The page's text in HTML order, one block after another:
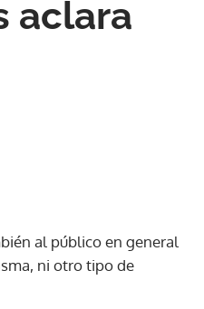
aclara
al público en general
ni otro tipo de